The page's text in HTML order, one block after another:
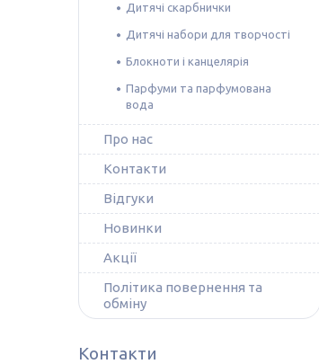
Дитячі скарбнички
Дитячі набори для творчості
Блокноти і канцелярія
Парфуми та парфумована
вода
Про нас
Контакти
Відгуки
Новинки
Акції
Політика повернення та
обміну
Контакти